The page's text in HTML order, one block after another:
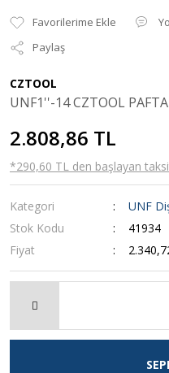
Paylaş
CZTOOL
UNF1''-14 CZTOOL
2.808,86 TL
*290,60 TL den başlayan
Kategori
UNF
Stok Kodu
41934
Fiyat